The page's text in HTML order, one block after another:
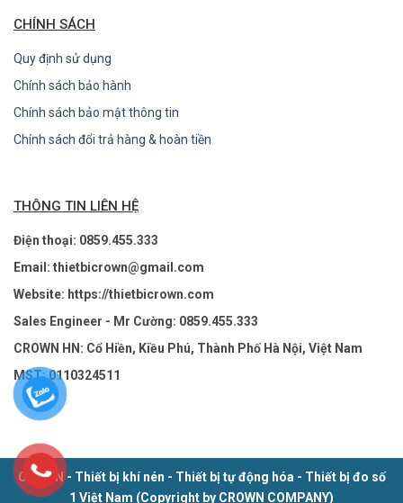
CHÍNH SÁCH
Quy định sử dụng
Chính sách bảo hành
Chính sách bảo mật thông tin
Chính sách đổi trả hàng & hoàn tiền
THÔNG TIN LIÊN HỆ
Điện thoại: 0859.455.333
Email: thietbicrown@gmail.com
Website: https://thietbicrown.com
Sales Engineer - Mr Cường: 0859.455.333
CROWN HN: Cổ Hiền, Kiều Phú, Thành Phố Hà Nội, Việt Nam
MST: 0110324511
CROWN - Thiết bị khí nén - Thiết bị tự động hóa - Thiết bị đo số
1 Việt Nam (Copyright by CROWN COMPANY)